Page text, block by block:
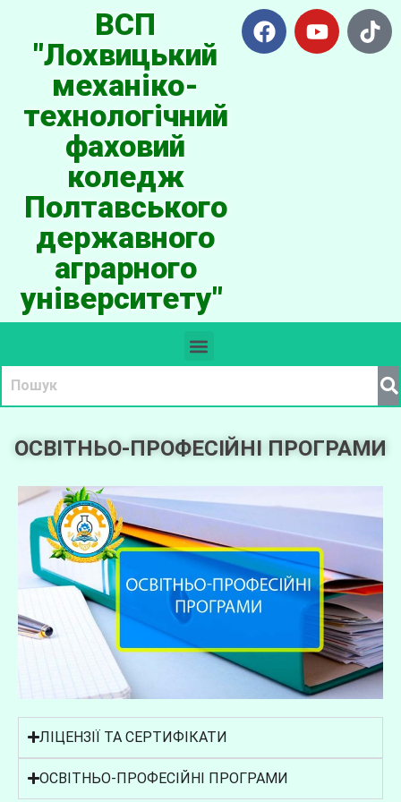
ВСП
"Лохвицький
механіко-
технологічний
фаховий
коледж
Полтавського
державного
аграрного
університету"
ОСВІТНЬО-ПРОФЕСІЙНІ ПРОГРАМИ
ЛІЦЕНЗІЇ ТА СЕРТИФІКАТИ
ОСВІТНЬО-ПРОФЕСІЙНІ ПРОГРАМИ